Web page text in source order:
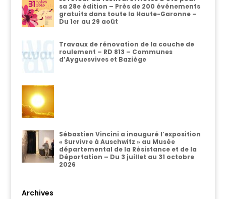
sa 28e édition – Près de 200 événements
gratuits dans toute la Haute-Garonne –
Du 1er au 29 août
Travaux de rénovation de la couche de
roulement – RD 813 – Communes
d’Ayguesvives et Baziège
Sébastien Vincini a inauguré l’exposition
« Survivre à Auschwitz » au Musée
départemental de la Résistance et de la
Déportation – Du 3 juillet au 31 octobre
2026
Archives